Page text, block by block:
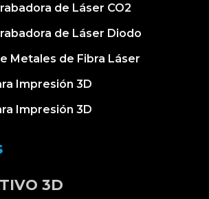
de Láser CO2
de Láser Diodo
Metales de Fibra Láser
Impresión 3D
Impresión 3D
3D